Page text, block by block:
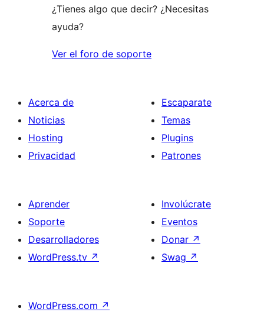
¿Tienes algo que decir? ¿Necesitas
ayuda?
Ver el foro de soporte
Acerca de
Noticias
Hosting
Privacidad
Escaparate
Temas
Plugins
Patrones
Aprender
Soporte
Desarrolladores
WordPress.tv ↗
Involúcrate
Eventos
Donar ↗
Swag ↗
WordPress.com ↗